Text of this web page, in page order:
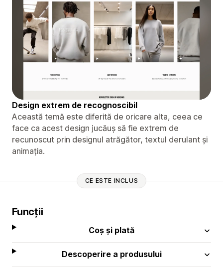
Design extrem de recognoscibil
Această temă este diferită de oricare alta, ceea ce
face ca acest design jucăuș să fie extrem de
recunoscut prin designul atrăgător, textul derulant și
animația.
CE ESTE INCLUS
Funcții
Coș și plată
Descoperire a produsului